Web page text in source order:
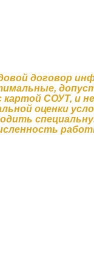
договор
СОУТ, и
оценки